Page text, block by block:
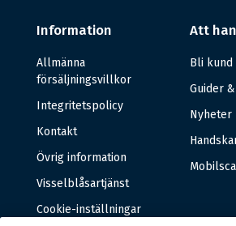
Information
Allmänna
försäljningsvillkor
Integritetspolicy
Kontakt
Övrig information
Visselblåsartjänst
Cookie-inställningar
Att
Bli kund
Guider
Nyheter